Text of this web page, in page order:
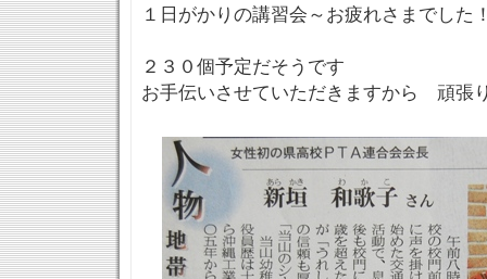
１日がかりの講習会～お疲れさまでした
２３０個予定だそうです
お手伝いさせていただきますから 頑張